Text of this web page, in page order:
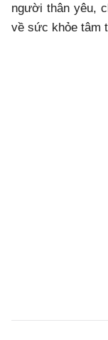
người thân yêu,
về sức khỏe tâm